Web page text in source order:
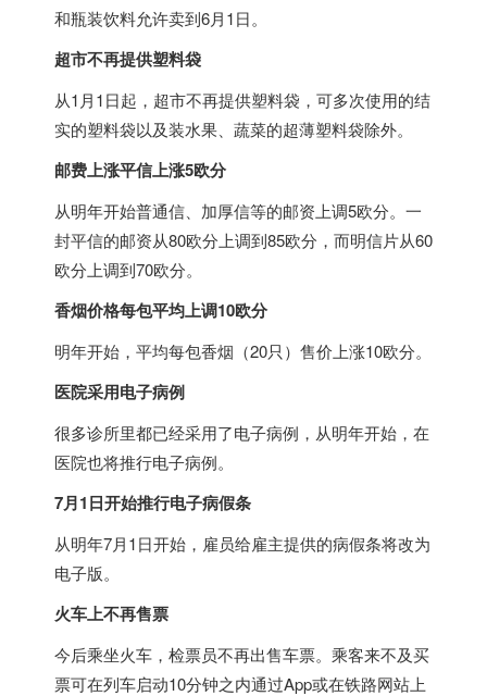
和瓶装饮料允许卖到6月1日。
超市不再提供塑料袋
从1月1日起，超市不再提供塑料袋，可多次使用的结
实的塑料袋以及装水果、蔬菜的超薄塑料袋除外。
邮费上涨平信上涨5欧分
从明年开始普通信、加厚信等的邮资上调5欧分。一
封平信的邮资从80欧分上调到85欧分，而明信片从60
欧分上调到70欧分。
香烟价格每包平均上调10欧分
明年开始，平均每包香烟（20只）售价上涨10欧分。
医院采用电子病例
很多诊所里都已经采用了电子病例，从明年开始，在
医院也将推行电子病例。
7月1日开始推行电子病假条
从明年7月1日开始，雇员给雇主提供的病假条将改为
电子版。
火车上不再售票
今后乘坐火车，检票员不再出售车票。乘客来不及买
票可在列车启动10分钟之内通过App或在铁路网站上